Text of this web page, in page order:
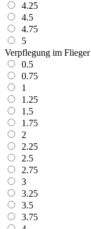
4.25
4.5
4.75
5
Verpflegung im Flieger
0.5
0.75
1
1.25
1.5
1.75
2
2.25
2.5
2.75
3
3.25
3.5
3.75